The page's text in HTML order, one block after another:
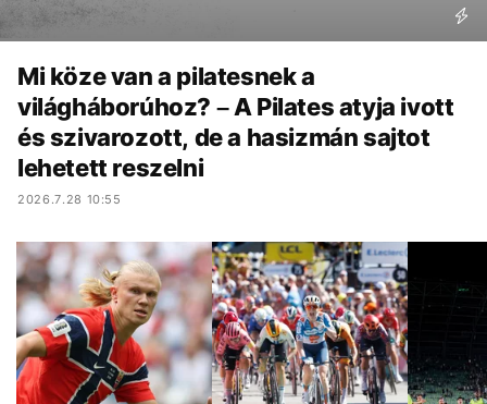
Mi köze van a pilatesnek a
világháborúhoz? – A Pilates atyja ivott
és szivarozott, de a hasizmán sajtot
lehetett reszelni
2026.7.28 10:55